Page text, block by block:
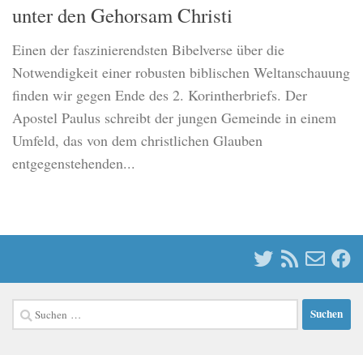
unter den Gehorsam Christi
Einen der faszinierendsten Bibelverse über die
Notwendigkeit einer robusten biblischen Weltanschauung
finden wir gegen Ende des 2. Korintherbriefs. Der
Apostel Paulus schreibt der jungen Gemeinde in einem
Umfeld, das von dem christlichen Glauben
entgegenstehenden...
Suchen
nach: